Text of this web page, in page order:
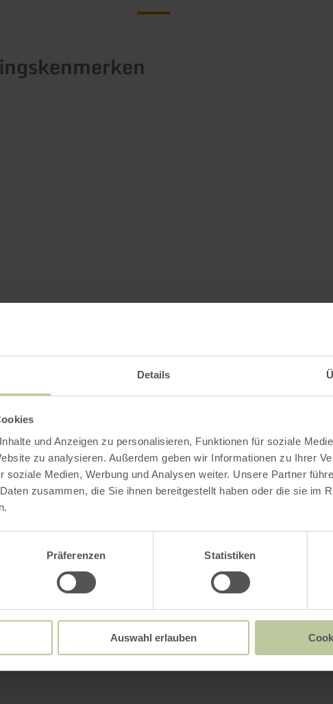
Details
und Anzeigen zu personalisieren, Funktionen für soziale
zu analysieren. Außerdem geben wir Informationen zu Ihrer
soziale Medien, Werbung und Analysen weiter. Unsere Partner
zusammen, die Sie ihnen bereitgestellt haben oder die sie im
Präferenzen Statistiken
Auswahl erlauben